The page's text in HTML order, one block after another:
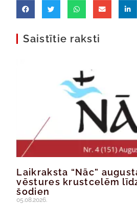
Saistītie raksti
Laikraksta “Nāc”
vēstures krustcelēm
šodien
05.08.2026.